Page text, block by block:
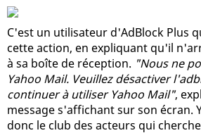
C'est un utilisateur d'AdBlock Plus
cette action, en expliquant qu'il
à sa boîte de réception. "Nous ne
Yahoo Mail. Veuillez désactiver
continuer à utiliser Yahoo Mail",
message s'affichant sur son écran.
donc le club des acteurs qui